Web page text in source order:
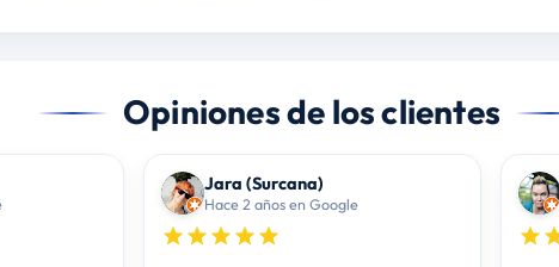
Opiniones de los clientes
Jara (Surcana)
Hace 2 años en Google